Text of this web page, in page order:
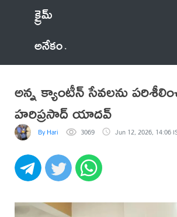
క్రైమ్
అనేకం
అన్న క్యాంటీన్ సేవలను
హరిప్రసాద్ యాదవ్
By Hari 3069 Jun 12, 2026, 14:06